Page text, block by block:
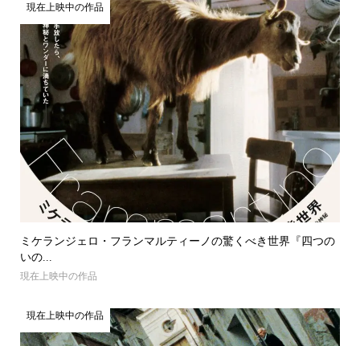
現在上映中の作品
ミケランジェロ・フランマルティーノの驚くべき世界『四つの
いの...
現在上映中の作品
現在上映中の作品